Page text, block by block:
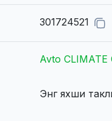
301724521
Avto
Энг яхши